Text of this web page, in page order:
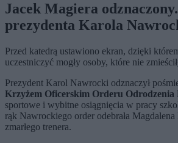
Jacek Magiera
prezydenta Karola
Przed katedrą ustawiono ekran, dzięki
uczestniczyć mogły osoby, które nie
Prezydent Karol Nawrocki odznaczył
Krzyżem Oficerskim Orderu Odrodzenia
sportowe i wybitne osiągnięcia w pracy
rąk Nawrockiego order odebrała Magdalena
zmarłego trenera.